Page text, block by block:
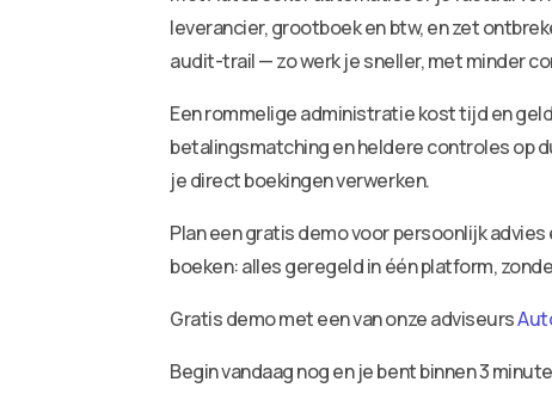
leverancier, grootboek en btw, en zet
audit-trail — zo werk je sneller, met minder
Een rommelige administratie kost tijd en
betalingsmatching en heldere controles op
je direct boekingen verwerken.
Plan een gratis demo voor persoonlijk
boeken: alles geregeld in één platform,
Gratis demo met een van onze adviseurs
Begin vandaag nog en je bent binnen 3